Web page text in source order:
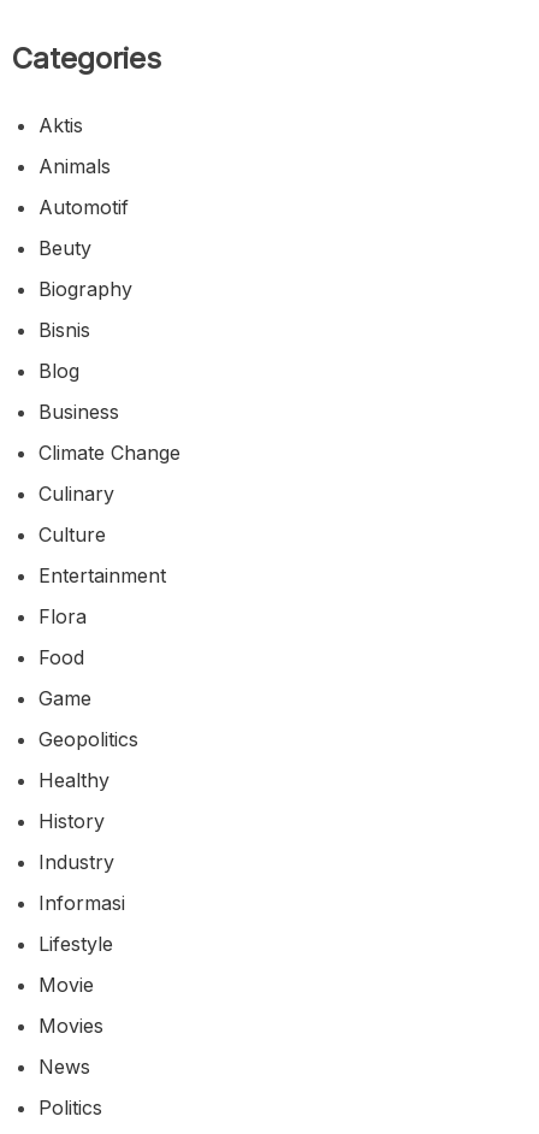
Categories
Aktis
Animals
Automotif
Beuty
Biography
Bisnis
Blog
Business
Climate Change
Culinary
Culture
Entertainment
Flora
Food
Game
Geopolitics
Healthy
History
Industry
Informasi
Lifestyle
Movie
Movies
News
Politics